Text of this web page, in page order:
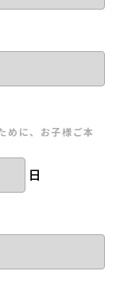
めに、お子様ご本
日